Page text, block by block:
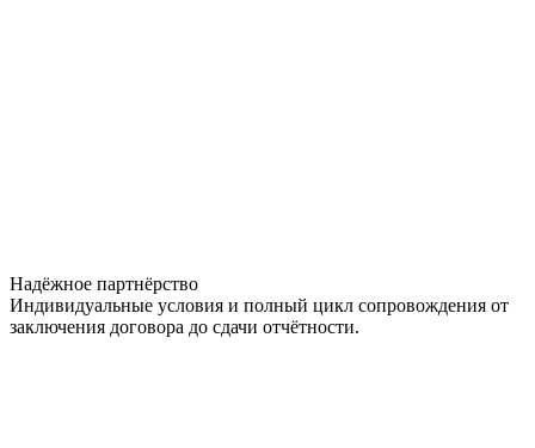
Надёжное партнёрство
Индивидуальные условия и полный цикл сопровождения от
заключения договора до сдачи отчётности.